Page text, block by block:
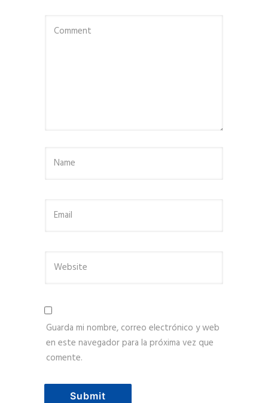
Guarda mi nombre, correo electrónico y web
en este navegador para la próxima vez que
comente.